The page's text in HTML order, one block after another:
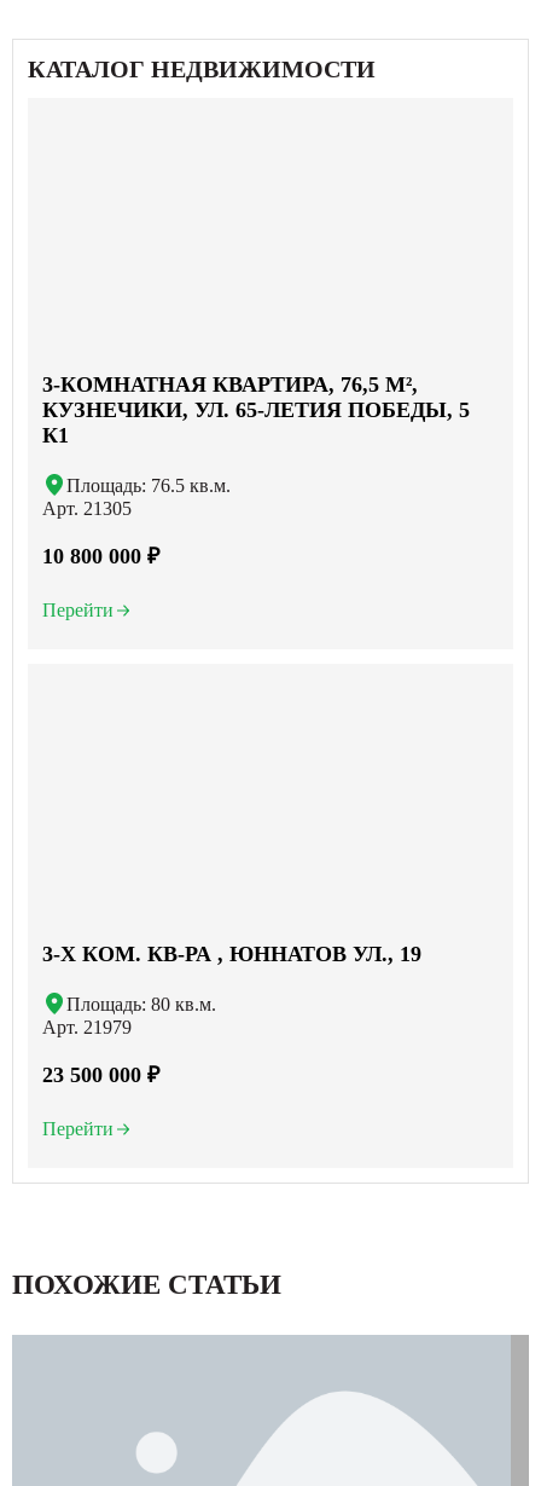
КАТАЛОГ НЕДВИЖИМОСТИ
3-КОМНАТНАЯ КВАРТИРА, 76,5 М²,
КУЗНЕЧИКИ, УЛ. 65-ЛЕТИЯ ПОБЕДЫ, 5
К1
Площадь: 76.5 кв.м.
Арт. 21305
10 800 000 ₽
Перейти
3-X КОМ. КВ-РА , ЮННАТОВ УЛ., 19
Площадь: 80 кв.м.
Арт. 21979
23 500 000 ₽
Перейти
ПОХОЖИЕ СТАТЬИ